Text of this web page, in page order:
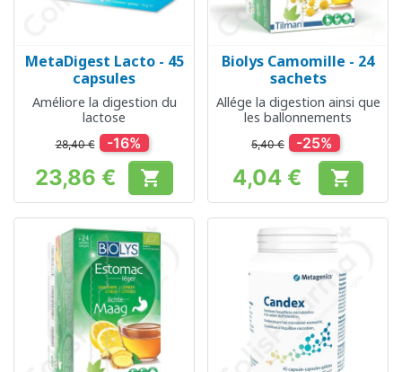
MetaDigest Lacto - 45
capsules
Améliore la digestion du
lactose
28,40 € -16%
Prix
23,86 € 
Biolys Camomille - 24
sachets
Allége la digestion ainsi que
les ballonnements
5,40 € -25%
Prix
4,04 € 